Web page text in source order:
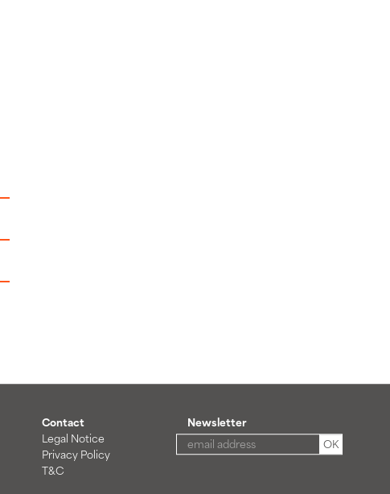
Contact
Legal Notice
Privacy Policy
T&C
Newsletter
OK